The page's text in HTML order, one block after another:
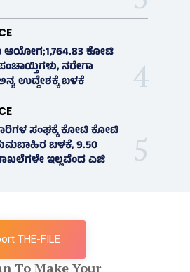
ಆಯೋಗ;1,764.83 ಕೋಟಿ
ನರೇಗಾ
ಉದ್ದೇಶಕ್ಕೆ ಬಳಕೆ
ಸಂಘಕ್ಕೆ ಕೋಟಿ ಕೋಟಿ
ಬಳಕೆ, 9.50
ಇಲ್ಲವೆಂದ ಎಜಿ
THE-FILE
To Make Your